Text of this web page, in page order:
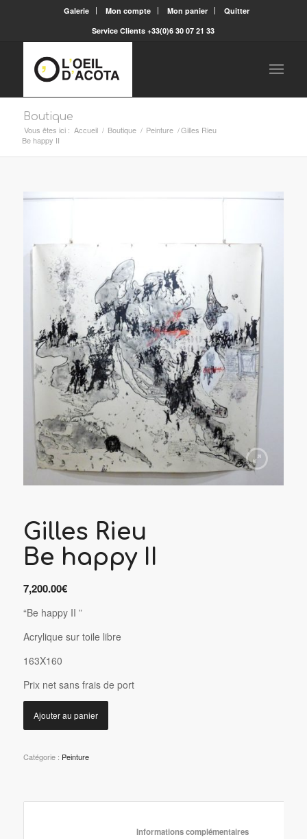
Galerie Mon compte Mon panier
Quitter
Service Clients +33(0)6 30 07 21 33
Boutique
Vous êtes ici : Accueil / Boutique / Peinture /Gilles Rieu
Be happy II
Gilles Rieu
Be happy II
7,200.00€
“Be happy II ”
Acrylique sur toile libre
163X160
Prix net sans frais de port
Ajouter au panier
Catégorie : Peinture
Informations